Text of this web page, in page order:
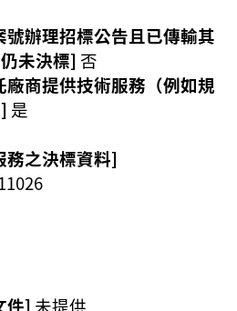
辦理招標公告且已傳輸其
未決標] 否
商提供技術服務（例如規
是
務之決標資料]
件] 未提供